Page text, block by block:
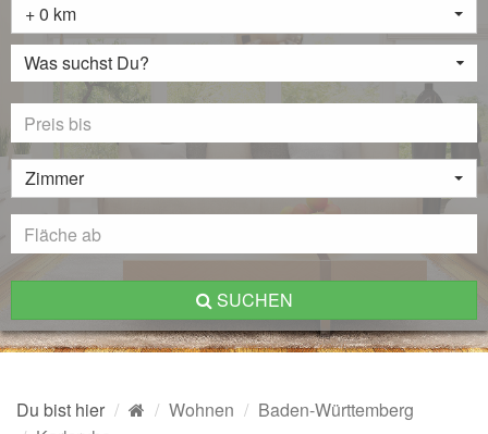
+ 0 km
Was suchst Du?
Zimmer
SUCHEN
Du bist hier Wohnen
Baden-Württemberg